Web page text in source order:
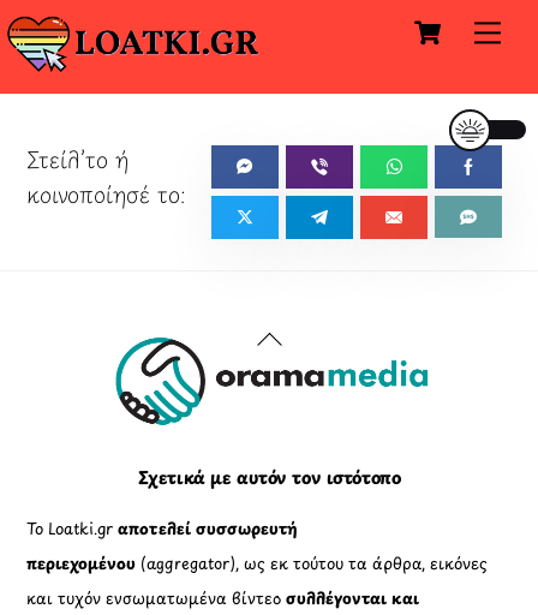
Skip
to
content
Cart
Back
To
Σχετικά με αυτόν τον ιστότοπο
Το Loatki.grαποτελεί συσσωρευτή
περιεχομένου (aggregator), ως εκ τούτου τα άρθρα, εικόνες
και τυχόν ενσωματωμένα βίντεοσυλλέγονται και